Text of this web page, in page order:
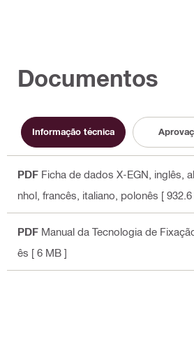
Documentos
Informação técnica
PDF Ficha de dados X-EGN , inglês,
nhol, francês, italiano, polonês [
PDF Manual da Tecnologia de
ês [ 6 MB ]